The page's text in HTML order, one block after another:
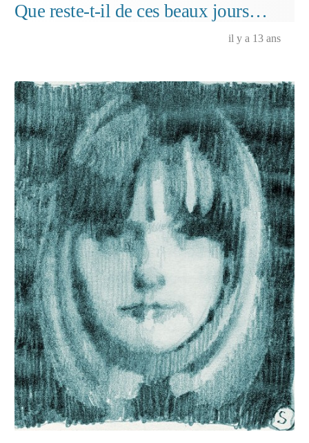
Que reste-t-il de ces beaux jours…
il y a 13 ans